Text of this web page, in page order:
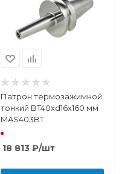
Патрон термозажимной
тонкий BT40xd16x160 мм
MAS403BT
18 813 ₽/шт